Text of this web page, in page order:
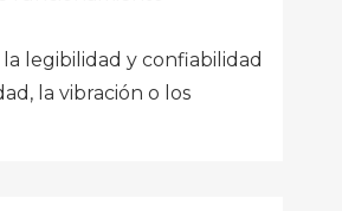
legibilidad y confiabilidad
la vibración o los